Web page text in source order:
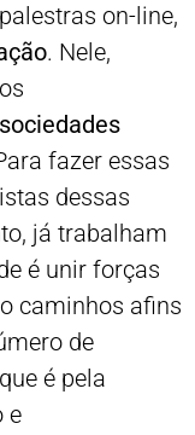
on-line,
. Nele,
sociedades
fazer essas
dessas
já trabalham
é unir forças
caminhos afins
de
é pela
e